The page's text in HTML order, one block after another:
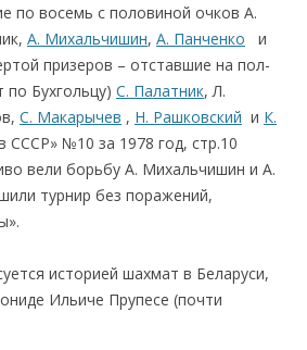
по восемь с половиной очков А.
А. Михальчишин, А. Панченко и
призеров – отставшие на пол-
по Бухгольцу) С. Палатник, Л.
С. Макарычев , Н. Рашковский и К.
СССР» №10 за 1978 год, стр.10
вели борьбу А. Михальчишин и А.
турнир без поражений,
историей шахмат в Беларуси,
Ильиче Прупесе (почти